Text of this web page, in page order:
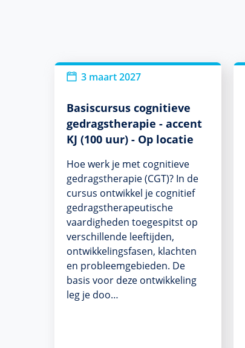
3 maart 2027
Basiscursus cognitieve
gedragstherapie - accent
KJ (100 uur) - Op locatie
Hoe werk je met cognitieve
gedragstherapie (CGT)? In de
cursus ontwikkel je cognitief
gedragstherapeutische
vaardigheden toegespitst op
verschillende leeftijden,
ontwikkelingsfasen, klachten
en probleemgebieden. De
basis voor deze ontwikkeling
leg je doo…